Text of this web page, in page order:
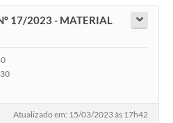
17/2023 - MATERIAL
Atualizado em: 15/03/2023 às 17h42